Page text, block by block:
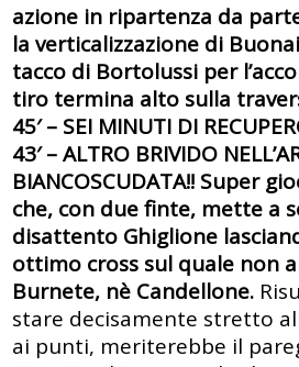
azione in ripartenza da
la verticalizzazione di
tacco di Bortolussi per
tiro termina alto sulla
45′ – SEI MINUTI DI
43′ – ALTRO BRIVIDO
BIANCOSCUDATA!! Super
che, con due finte, mette a
disattento Ghiglione
ottimo cross sul quale non
Burnete, nè Candellone.
stare decisamente stretto
ai punti, meriterebbe il